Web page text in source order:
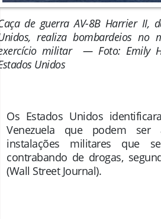
de guerra AV-8B Harrier II,
realiza bombardeios no
militar — Foto: Emily
Unidos
Os Estados Unidos
Venezuela que podem ser
instalações militares que
contrabando de drogas,
(Wall Street Journal).